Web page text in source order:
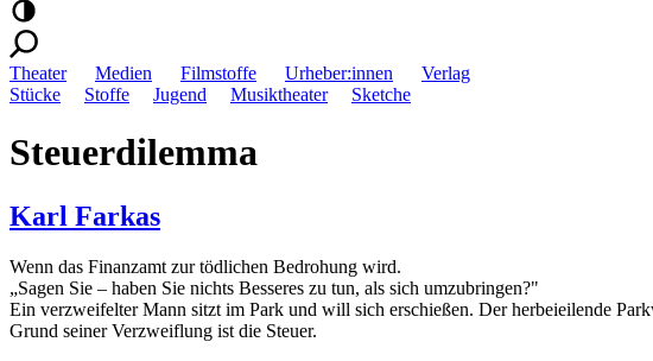
Theater Medien Filmstoffe Urheber:innen
Verlag
Stücke
Stoffe Jugend Musiktheater Sketche
Steuerdilemma
Karl Farkas
Wenn das Finanzamt zur tödlichen Bedrohung wird.
„Sagen Sie – haben Sie nichts Besseres zu tun, als sich umzubringen?"
Ein verzweifelter Mann sitzt im Park und will sich erschießen. Der herbeieilende
Grund seiner Verzweiflung ist die Steuer.